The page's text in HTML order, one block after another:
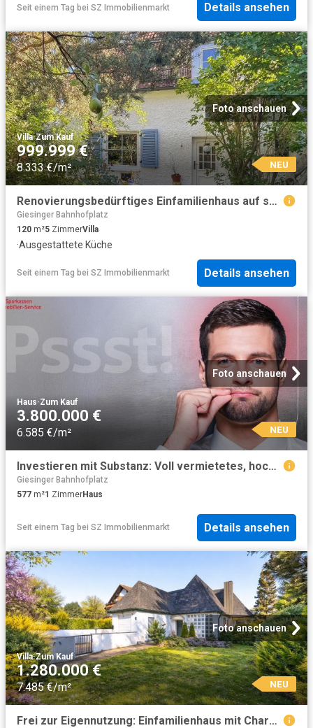
Seit einem Tag bei SZ Immobilienmarkt Details ansehen
Foto anschauen
Villa·Zum Kauf
999.999 €
8.333 €/m² NEU
Renovierungsbedürftiges Einfamilienhaus auf sonnigem Südwestgrundstück in ruhiger Lage
Giesinger Bahnhofplatz
120 m²5 ZimmerVilla
·Ausgestattete Küche
Seit einem Tag bei SZ Immobilienmarkt Details ansehen
Foto anschauen
Haus·Zum Kauf
3.800.000 €
6.585 €/m² NEU
Investieren mit Substanz: Voll vermietetes, hochwertig gepflegtes MFH mit WEG Aufteilung
Giesinger Bahnhofplatz
577 m²1 ZimmerHaus
Seit einem Tag bei SZ Immobilienmarkt Details ansehen
Foto anschauen
Villa·Zum Kauf
1.280.000 €
7.485 €/m² NEU
Frei zur Eigennutzung: Einfamilienhaus mit Charakter in bester Lage